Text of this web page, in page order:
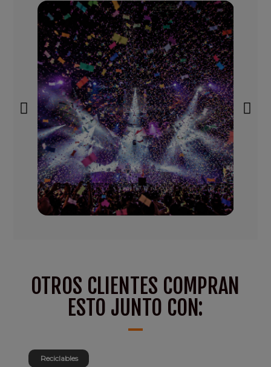
OTROS CLIENTES COMPRAN
ESTO JUNTO CON:
Reciclables